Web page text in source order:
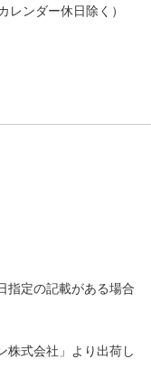
レンダー休日除く）
指定の記載がある場合
株式会社」より出荷し